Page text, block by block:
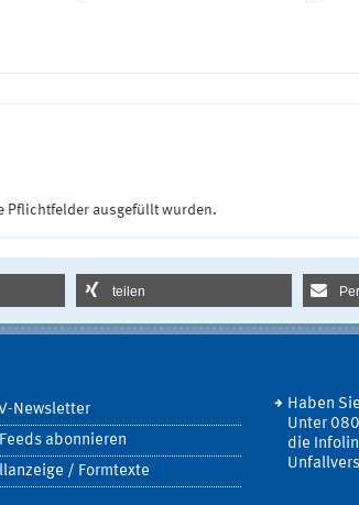
Pflichtfelder ausgefüllt wurden.
teilen
Newsletter
Feeds abonnieren
/ Formtexte
Haben
Unter
die